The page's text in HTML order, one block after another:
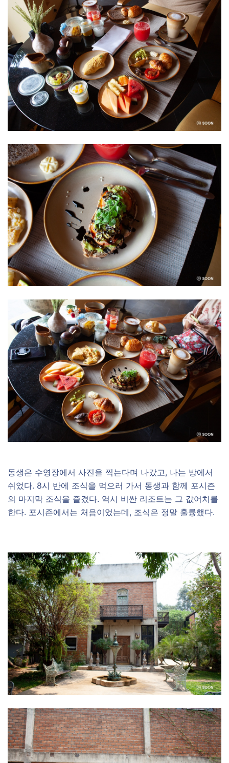
동생은 수영장에서 사진을 찍는다며 나갔고, 나는 방에서
쉬었다. 8시 반에 조식을 먹으러 가서 동생과 함께 포시즌
의 마지막 조식을 즐겼다. 역시 비싼 리조트는 그 값어치를
한다. 포시즌에서는 처음이었는데, 조식은 정말 훌륭했다.